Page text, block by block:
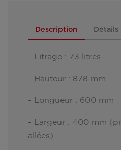
Description
- Litrage : 73 litres
- Hauteur : 878 mm
- Longueur : 600 mm
- Largeur : 400 mm
allées)